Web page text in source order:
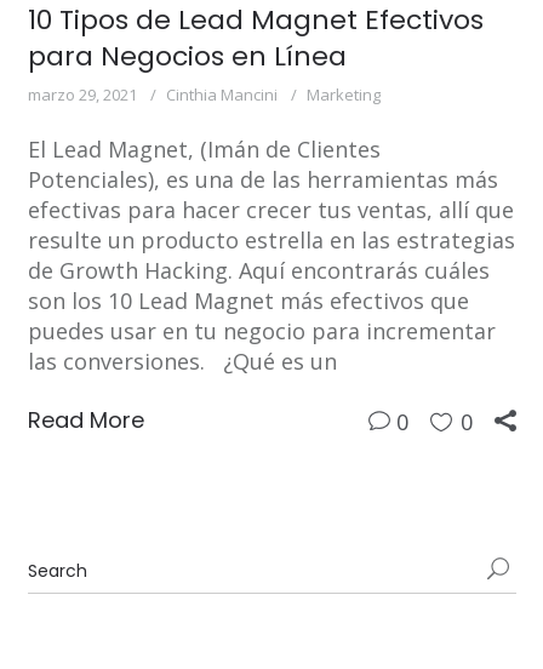
10 Tipos de Lead Magnet Efectivos
para Negocios en Línea
marzo 29, 2021 Cinthia Mancini Marketing
El Lead Magnet, (Imán de Clientes
Potenciales), es una de las herramientas más
efectivas para hacer crecer tus ventas, allí que
resulte un producto estrella en las estrategias
de Growth Hacking. Aquí encontrarás cuáles
son los 10 Lead Magnet más efectivos que
puedes usar en tu negocio para incrementar
las conversiones. ¿Qué es un
Read More 0 0